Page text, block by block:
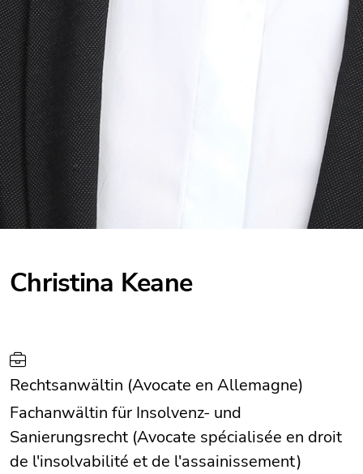
Christina Keane
Rechtsanwältin (Avocate en Allemagne)
Fachanwältin für Insolvenz- und
Sanierungsrecht (Avocate spécialisée en droit
de l'insolvabilité et de l'assainissement)